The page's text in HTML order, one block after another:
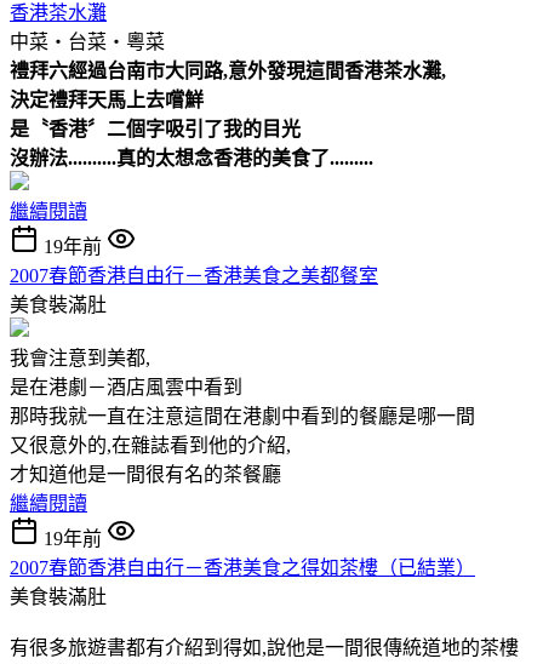
香港茶水灘
中菜‧台菜‧粵菜
禮拜六經過台南市大同路,意外發現這間香港茶水灘,
決定禮拜天馬上去嚐鮮
是〝香港〞二個字吸引了我的目光
沒辦法..........真的太想念香港的美食了.........
繼續閱讀
19年前
2007春節香港自由行－香港美食之美都餐室
美食裝滿肚
我會注意到美都,
是在港劇－酒店風雲中看到
那時我就一直在注意這間在港劇中看到的餐廳是哪一間
又很意外的,在雜誌看到他的介紹,
才知道他是一間很有名的茶餐廳
繼續閱讀
19年前
2007春節香港自由行－香港美食之得如茶樓（已結業）
美食裝滿肚
有很多旅遊書都有介紹到得如,說他是一間很傳統道地的茶樓